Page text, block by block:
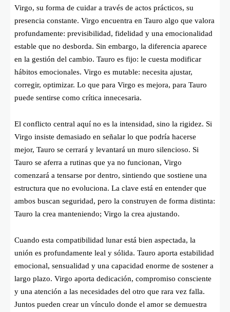
Virgo, su forma de cuidar a través de actos prácticos, su
presencia constante. Virgo encuentra en Tauro algo que valora
profundamente: previsibilidad, fidelidad y una emocionalidad
estable que no desborda. Sin embargo, la diferencia aparece
en la gestión del cambio. Tauro es fijo: le cuesta modificar
hábitos emocionales. Virgo es mutable: necesita ajustar,
corregir, optimizar. Lo que para Virgo es mejora, para Tauro
puede sentirse como crítica innecesaria.
El conflicto central aquí no es la intensidad, sino la rigidez. Si
Virgo insiste demasiado en señalar lo que podría hacerse
mejor, Tauro se cerrará y levantará un muro silencioso. Si
Tauro se aferra a rutinas que ya no funcionan, Virgo
comenzará a tensarse por dentro, sintiendo que sostiene una
estructura que no evoluciona. La clave está en entender que
ambos buscan seguridad, pero la construyen de forma distinta:
Tauro la crea manteniendo; Virgo la crea ajustando.
Cuando esta compatibilidad lunar está bien aspectada, la
unión es profundamente leal y sólida. Tauro aporta estabilidad
emocional, sensualidad y una capacidad enorme de sostener a
largo plazo. Virgo aporta dedicación, compromiso consciente
y una atención a las necesidades del otro que rara vez falla.
Juntos pueden crear un vínculo donde el amor se demuestra